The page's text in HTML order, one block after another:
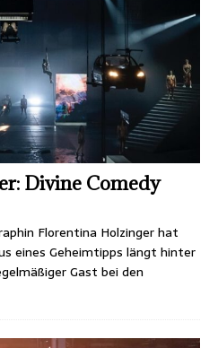
Divine Comedy
Florentina Holzinger hat
eines Geheimtipps längt hinter
Gast bei den